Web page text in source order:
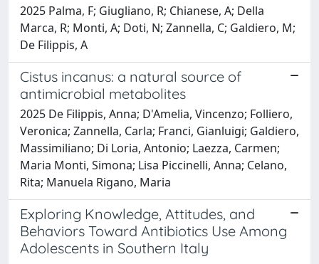
2025 Palma, F; Giugliano, R; Chianese, A; Della
Marca, R; Monti, A; Doti, N; Zannella, C; Galdiero, M;
De Filippis, A
Cistus incanus: a natural source of
antimicrobial metabolites
2025 De Filippis, Anna; D'Amelia, Vincenzo; Folliero,
Veronica; Zannella, Carla; Franci, Gianluigi; Galdiero,
Massimiliano; Di Loria, Antonio; Laezza, Carmen;
Maria Monti, Simona; Lisa Piccinelli, Anna; Celano,
Rita; Manuela Rigano, Maria
Exploring Knowledge, Attitudes, and
Behaviors Toward Antibiotics Use Among
Adolescents in Southern Italy